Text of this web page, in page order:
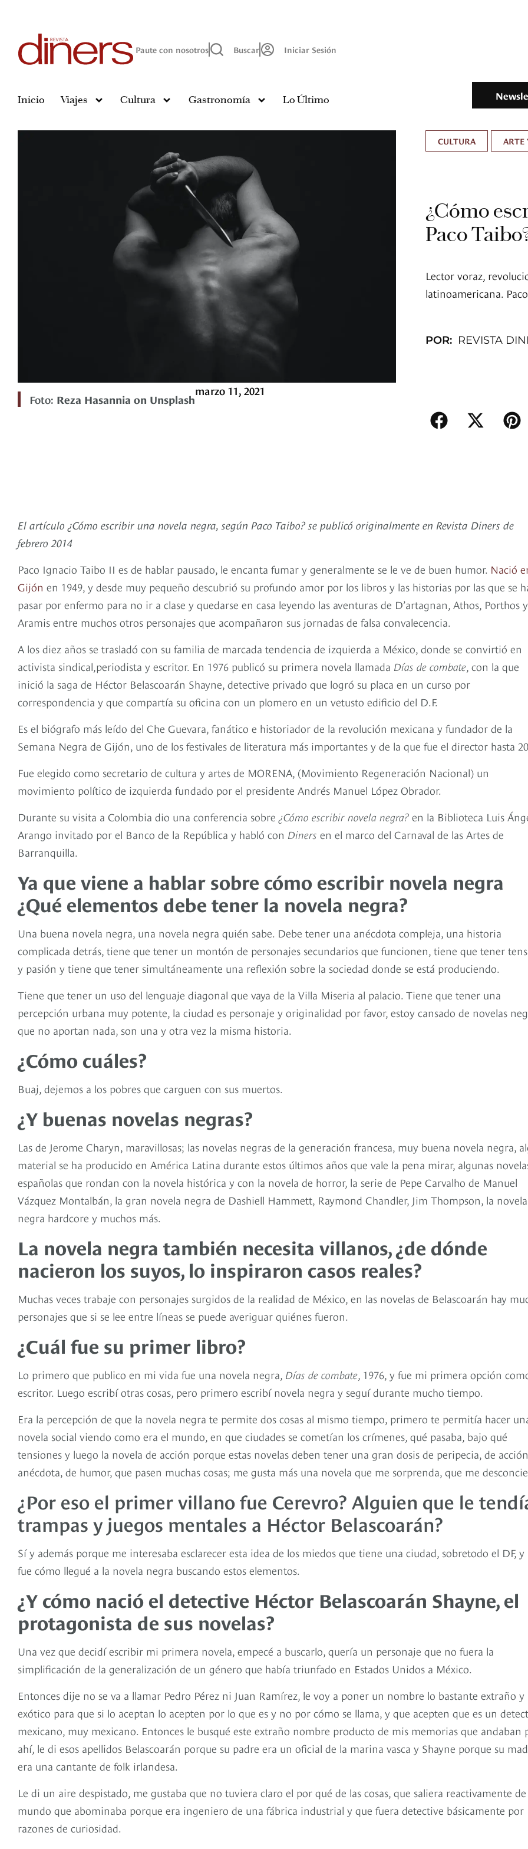
Paute con nosotros Buscar Iniciar Sesión
Inicio Viajes Cultura Gastronomía Lo Último
Foto: Reza Hasannia on Unsplash
marzo 11, 2021
CULTURA ARTE
¿Cómo
Paco
Lector voraz,
latinoamericana.
POR: REVISTA
El artículo ¿Cómo escribir una novela negra, según Paco Taibo? se publicó originalmente en Revista Diners de
febrero 2014
Paco Ignacio Taibo II es de hablar pausado, le encanta fumar y generalmente se le ve de buen humor. Nació
Gijón en 1949, y desde muy pequeño descubrió su profundo amor por los libros y las historias por las que se
pasar por enfermo para no ir a clase y quedarse en casa leyendo las aventuras de D’artagnan, Athos, Porthos y
Aramis entre muchos otros personajes que acompañaron sus jornadas de falsa convalecencia.
A los diez años se trasladó con su familia de marcada tendencia de izquierda a México, donde se convirtió en
activista sindical,periodista y escritor. En 1976 publicó su primera novela llamada Días de combate, con la que
inició la saga de Héctor Belascoarán Shayne, detective privado que logró su placa en un curso por
correspondencia y que compartía su oficina con un plomero en un vetusto edificio del D.F.
Es el biógrafo más leído del Che Guevara, fanático e historiador de la revolución mexicana y fundador de la
Semana Negra de Gijón, uno de los festivales de literatura más importantes y de la que fue el director hasta
Fue elegido como secretario de cultura y artes de MORENA, (Movimiento Regeneración Nacional) un
movimiento político de izquierda fundado por el presidente Andrés Manuel López Obrador.
Durante su visita a Colombia dio una conferencia sobre ¿Cómo escribir novela negra? en la Biblioteca Luis
Arango invitado por el Banco de la República y habló con Diners en el marco del Carnaval de las Artes de
Barranquilla.
Ya que viene a hablar sobre cómo escribir novela negra
¿Qué elementos debe tener la novela negra?
Una buena novela negra, una novela negra quién sabe. Debe tener una anécdota compleja, una historia
complicada detrás, tiene que tener un montón de personajes secundarios que funcionen, tiene que tener
y pasión y tiene que tener simultáneamente una reflexión sobre la sociedad donde se está produciendo.
Tiene que tener un uso del lenguaje diagonal que vaya de la Villa Miseria al palacio. Tiene que tener una
percepción urbana muy potente, la ciudad es personaje y originalidad por favor, estoy cansado de novelas
que no aportan nada, son una y otra vez la misma historia.
¿Cómo cuáles?
Buaj, dejemos a los pobres que carguen con sus muertos.
¿Y buenas novelas negras?
Las de Jerome Charyn, maravillosas; las novelas negras de la generación francesa, muy buena novela negra,
material se ha producido en América Latina durante estos últimos años que vale la pena mirar, algunas
españolas que rondan con la novela histórica y con la novela de horror, la serie de Pepe Carvalho de Manuel
Vázquez Montalbán, la gran novela negra de Dashiell Hammett, Raymond Chandler, Jim Thompson, la novela
negra hardcore y muchos más.
La novela negra también necesita villanos, ¿de dónde
nacieron los suyos, lo inspiraron casos reales?
Muchas veces trabaje con personajes surgidos de la realidad de México, en las novelas de Belascoarán hay
personajes que si se lee entre líneas se puede averiguar quiénes fueron.
¿Cuál fue su primer libro?
Lo primero que publico en mi vida fue una novela negra, Días de combate, 1976, y fue mi primera opción
escritor. Luego escribí otras cosas, pero primero escribí novela negra y seguí durante mucho tiempo.
Era la percepción de que la novela negra te permite dos cosas al mismo tiempo, primero te permitía hacer
novela social viendo como era el mundo, en que ciudades se cometían los crímenes, qué pasaba, bajo qué
tensiones y luego la novela de acción porque estas novelas deben tener una gran dosis de peripecia, de
anécdota, de humor, que pasen muchas cosas; me gusta más una novela que me sorprenda, que me
¿Por eso el primer villano fue Cerevro? Alguien que le
trampas y juegos mentales a Héctor Belascoarán?
Sí y además porque me interesaba esclarecer esta idea de los miedos que tiene una ciudad, sobretodo el DF, y
fue cómo llegué a la novela negra buscando estos elementos.
¿Y cómo nació el detective Héctor Belascoarán Shayne, el
protagonista de sus novelas?
Una vez que decidí escribir mi primera novela, empecé a buscarlo, quería un personaje que no fuera la
simplificación de la generalización de un género que había triunfado en Estados Unidos a México.
Entonces dije no se va a llamar Pedro Pérez ni Juan Ramírez, le voy a poner un nombre lo bastante extraño y
exótico para que si lo aceptan lo acepten por lo que es y no por cómo se llama, y que acepten que es un
mexicano, muy mexicano. Entonces le busqué este extraño nombre producto de mis memorias que andaban
ahí, le di esos apellidos Belascoarán porque su padre era un oficial de la marina vasca y Shayne porque su
era una cantante de folk irlandesa.
Le di un aire despistado, me gustaba que no tuviera claro el por qué de las cosas, que saliera reactivamente
mundo que abominaba porque era ingeniero de una fábrica industrial y que fuera detective básicamente por
razones de curiosidad.